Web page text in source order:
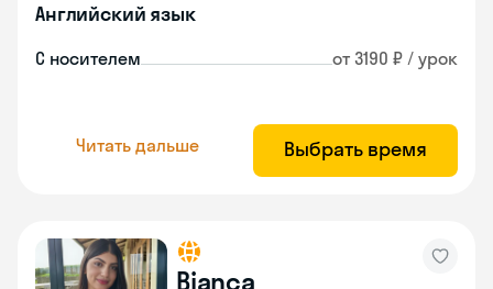
Английский язык
С носителем от 3190 ₽ / урок
Читать дальше Выбрать время
Bianca